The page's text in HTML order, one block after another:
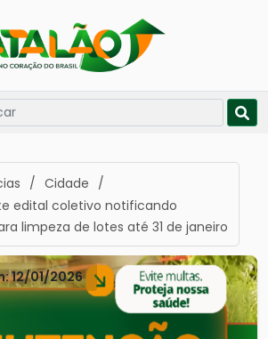
/ Cidade /
edital coletivo notificando
limpeza de lotes até 31 de janeiro
12/01/2026